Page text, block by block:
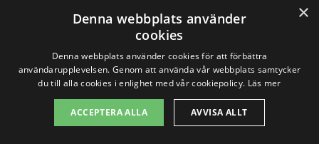
det finns hindrande faktorer som
trånga utrymmen eller svåra
transportvägar.
Genom att samla in information och
×
Denna webbplats använder
cookies
Denna webbplats använder cookies för att förbättra
användarupplevelsen. Genom att använda vår webbplats samtycker
du till alla cookies i enlighet med vår cookiepolicy. Läs mer
ACCEPTERA ALLA AVVISA ALLT